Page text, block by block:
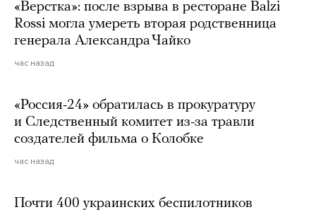
«Верстка»: после взрыва в ресторане Balzi
Rossi могла умереть вторая родственница
генерала Александра Чайко
час назад
«Россия-24» обратилась в прокуратуру
и Следственный комитет из-за травли
создателей фильма о Колобке
час назад
Почти 400 украинских беспилотников